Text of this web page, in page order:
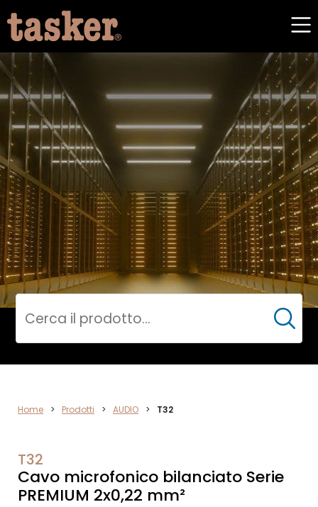
DATA
Cerca
Home > Prodotti > AUDIO > T32
T32
Cavo microfonico bilanciato Serie
PREMIUM 2x0,22 mm²